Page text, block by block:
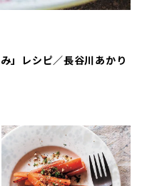
」レシピ／長谷川あかり